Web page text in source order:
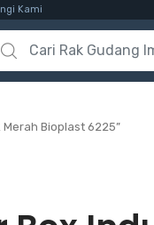
Kami
for:
Bioplast 6225”